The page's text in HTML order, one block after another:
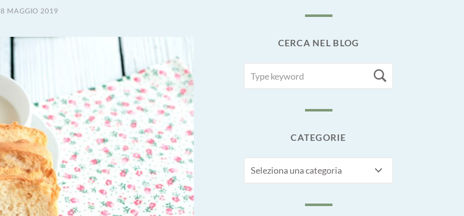
8 MAGGIO 2019
CERCA NEL BLOG
FOR:
CATEGORIE